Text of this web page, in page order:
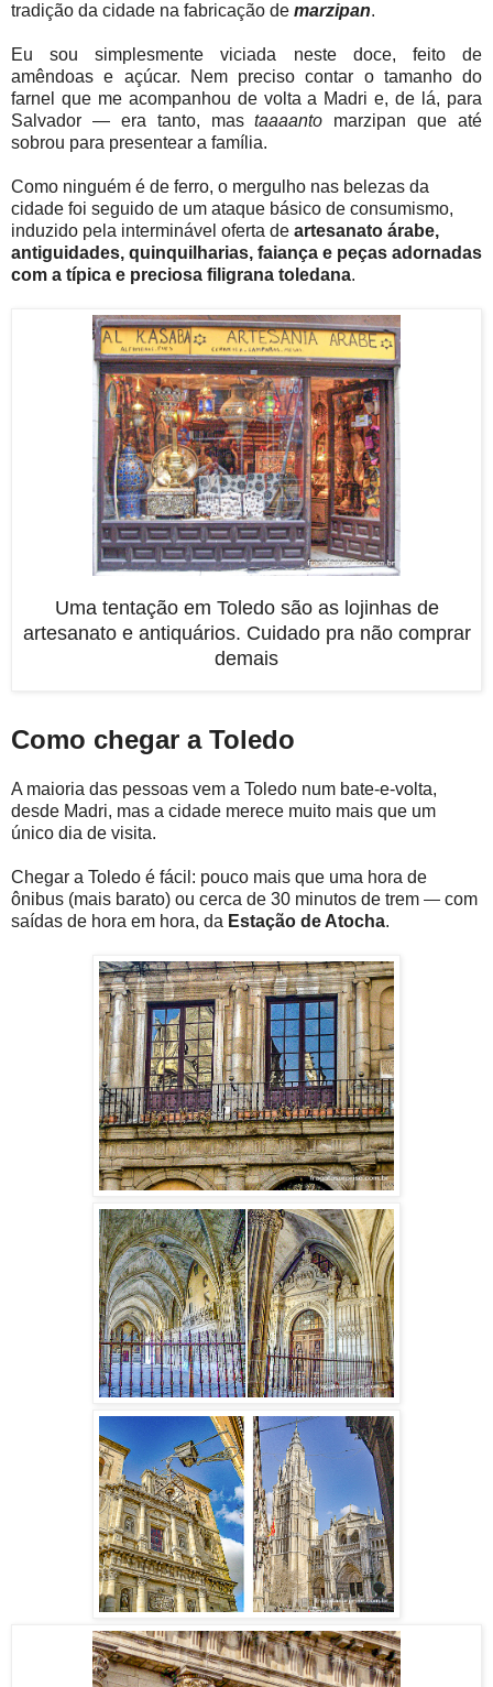
tradição da cidade na fabricação de marzipan.
Eu sou simplesmente viciada neste doce, feito de
amêndoas e açúcar. Nem preciso contar o tamanho do
farnel que me acompanhou de volta a Madri e, de lá, para
Salvador — era tanto, mastaaaanto marzipan que até
sobrou para presentear a família.
Como ninguém é de ferro, o mergulho nas belezas da
cidade foi seguido de um ataque básico de consumismo,
induzido pela interminável oferta de artesanato árabe,
antiguidades, quinquilharias, faiança e peças adornadas
com a típica e preciosa filigrana toledana.
Uma tentação em Toledo são as lojinhas de
artesanato e antiquários. Cuidado pra não comprar
demais
Como chegar a Toledo
A maioria das pessoas vem a Toledo num bate-e-volta,
desde Madri, mas a cidade merece muito mais que um
único dia de visita.
Chegar a Toledo é fácil: pouco mais que uma hora de
ônibus (mais barato) ou cerca de 30 minutos de trem — com
saídas de hora em hora, da Estação de Atocha.